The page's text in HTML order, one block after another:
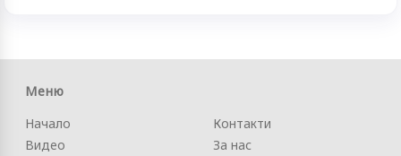
Меню
Начало
Видео
Контакти
За нас